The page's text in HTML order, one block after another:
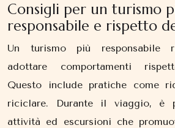
Consigli per un turismo
responsabile e rispetto
Un turismo più responsabile
adottare comportamenti
Questo include pratiche come
riciclare. Durante il viaggio, è
attività ed escursioni che